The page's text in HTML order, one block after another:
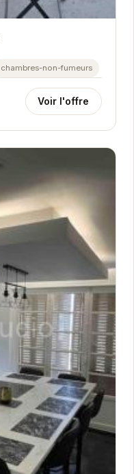
chambres-non-fumeurs
Voir l'offre